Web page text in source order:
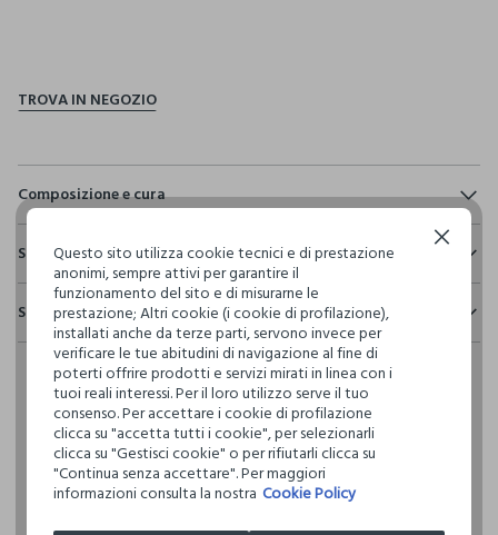
Composizione e cura
100% POLIESTERE
NON CANDEGGIARE
TEMPERATURA MASSIMA 30°C - PROCEDURA DELICATA
LAVAGGIO A SECCO PROFESSIONALE CON
TETRACLOROETILENE E TUTTI I SOLVENTI INDICATI CON IL
SEGNO F - PROCEDURA NORMALE
ASCIUGATURA A TAMBURO AMMESSA TEMPERATURA
Sostenibilità e trasparenza
Sicurezza
Il 100% dei nostri articoli viene sottoposto a test chimico-
fisici, per verificarne il rispetto dei limiti che abbiamo
definito per l’uso di sostanze chimiche, talvolta anche più
restrittivi rispetto a quelli previsti dalla normativa
internazionale.
Clicca qui per vedere i dettagli
I nostri fornitori
Spedizione e resi
Hai fino a 30 giorni dalla consegna del tuo ordine online per
cambiare idea e restituire i prodotti che hai acquistato.
Questo sito utilizza cookie tecnici e di prestazione
anonimi, sempre attivi per garantire il
funzionamento del sito e di misurarne le
prestazione; Altri cookie (i cookie di profilazione),
installati anche da terze parti, servono invece per
verificare le tue abitudini di navigazione al fine di
poterti offrire prodotti e servizi mirati in linea con i
tuoi reali interessi. Per il loro utilizzo serve il tuo
consenso. Per accettare i cookie di profilazione
clicca su "accetta tutti i cookie", per selezionarli
clicca su "Gestisci cookie" o per rifiutarli clicca su
"Continua senza accettare". Per maggiori
informazioni consulta la nostra Cookie Policy
Continua senza accettare